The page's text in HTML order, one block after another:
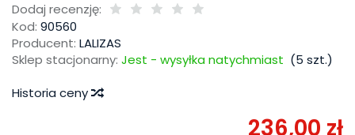
Dodaj recenzję:
Kod: 90560
Producent: LALIZAS
Sklep stacjonarny: Jest - wysyłka natychmiast (5 szt.)
Historia ceny
236,00 zł